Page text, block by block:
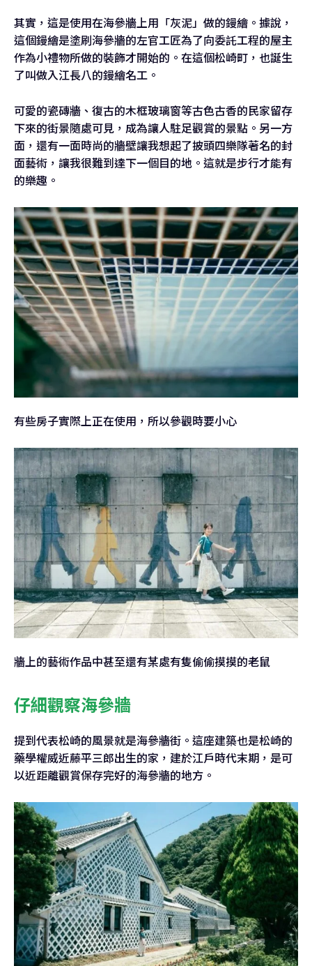
其實，這是使用在海參牆上用「灰泥」做的鏝繪。據說，
這個鏝繪是塗刷海參牆的左官工匠為了向委託工程的屋主
作為小禮物所做的裝飾才開始的。在這個松崎町，也誕生
了叫做入江長八的鏝繪名工。
可愛的瓷磚牆、復古的木框玻璃窗等古色古香的民家留存
下來的街景隨處可見，成為讓人駐足觀賞的景點。另一方
面，還有一面時尚的牆壁讓我想起了披頭四樂隊著名的封
面藝術，讓我很難到達下一個目的地。這就是步行才能有
的樂趣。
有些房子實際上正在使用，所以參觀時要小心
牆上的藝術作品中甚至還有某處有隻偷偷摸摸的老鼠
仔細觀察海參牆
提到代表松崎的風景就是海參牆街。這座建築也是松崎的
藥學權威近藤平三郎出生的家，建於江戶時代末期，是可
以近距離觀賞保存完好的海參牆的地方。